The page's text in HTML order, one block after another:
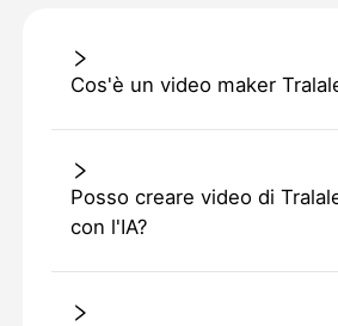
Cos'è un video maker
Posso creare video di
con l'IA?